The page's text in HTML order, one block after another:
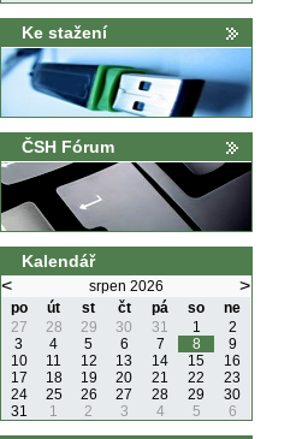
Ke stažení
ČSH Fórum
Kalendář
< srpen 2026 >
po út st čt pá so
ne
27
28 29 30 31 1
2
3
4 5 6 7 8
9
10
11 12 13 14 15
16
17
18 19 20 21 22
23
24
25 26 27 28 29
30
31
1 2 3 4 5 6